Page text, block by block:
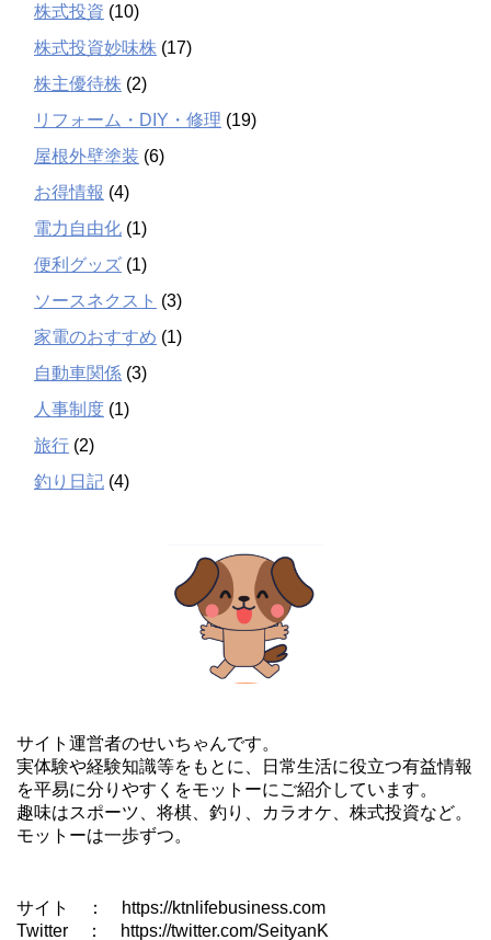
株式投資 (10)
株式投資妙味株 (17)
株主優待株 (2)
リフォーム・DIY・修理 (19)
屋根外壁塗装 (6)
お得情報 (4)
電力自由化 (1)
便利グッズ (1)
ソースネクスト (3)
家電のおすすめ (1)
自動車関係 (3)
人事制度 (1)
旅行 (2)
釣り日記 (4)
サイト運営者のせいちゃんです。
実体験や経験知識等をもとに、日常生活に役立つ有益情報
を平易に分りやすくをモットーにご紹介しています。
趣味はスポーツ、将棋、釣り、カラオケ、株式投資など。
モットーは一歩ずつ。
サイト ： https://ktnlifebusiness.com
Twitter ： https://twitter.com/SeityanK